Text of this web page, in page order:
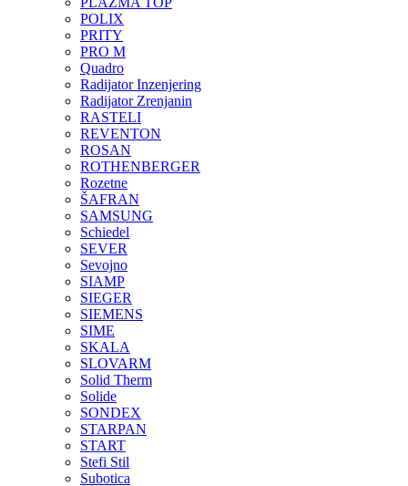
POLIX
PRITY
PRO M
Quadro
Radijator Inzenjering
Radijator Zrenjanin
RASTELI
REVENTON
ROSAN
ROTHENBERGER
Rozetne
ŠAFRAN
SAMSUNG
Schiedel
SEVER
Sevojno
SIAMP
SIEGER
SIEMENS
SIME
SKALA
SLOVARM
Solid Therm
Solide
SONDEX
STARPAN
START
Stefi Stil
Subotica